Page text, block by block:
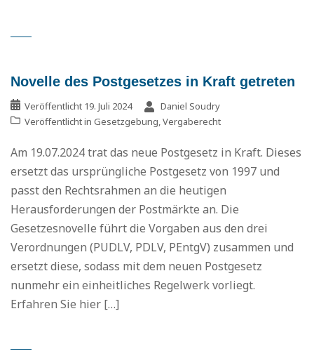
Novelle des Postgesetzes in Kraft getreten
Veröffentlicht 19. Juli 2024
Daniel Soudry
Veröffentlicht in Gesetzgebung,Vergaberecht
Am 19.07.2024 trat das neue Postgesetz in Kraft. Dieses
ersetzt das ursprüngliche Postgesetz von 1997 und
passt den Rechtsrahmen an die heutigen
Herausforderungen der Postmärkte an. Die
Gesetzesnovelle führt die Vorgaben aus den drei
Verordnungen (PUDLV, PDLV, PEntgV) zusammen und
ersetzt diese, sodass mit dem neuen Postgesetz
nunmehr ein einheitliches Regelwerk vorliegt.
Erfahren Sie hier […]